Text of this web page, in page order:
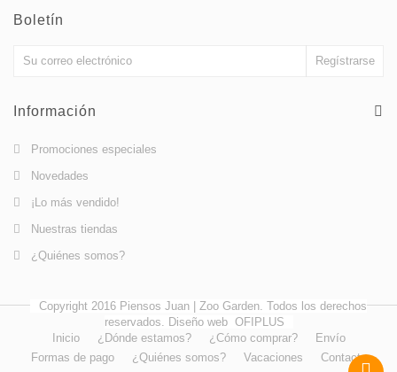
Boletín
Información
Promociones especiales
Novedades
¡Lo más vendido!
Nuestras tiendas
¿Quiénes somos?
Copyright 2016 Piensos Juan | Zoo Garden. Todos los derechos
reservados. Diseño web OFIPLUS
Inicio
¿Dónde estamos? ¿Cómo comprar?
Envío
Formas de pago
¿Quiénes somos? Vacaciones
Contacto